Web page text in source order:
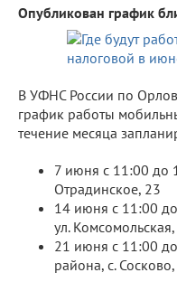
Опубликован график
В УФНС России по
график работы
течение месяца
7 июня с 11:00 до
Отрадинское, 23
14 июня с 11:00
ул.
21 июня с 11:00
района, с.